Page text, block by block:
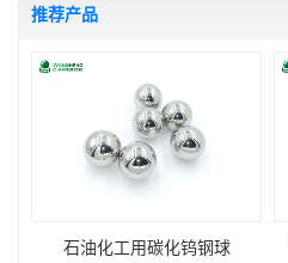
推荐产品
石油化工用碳化钨钢球